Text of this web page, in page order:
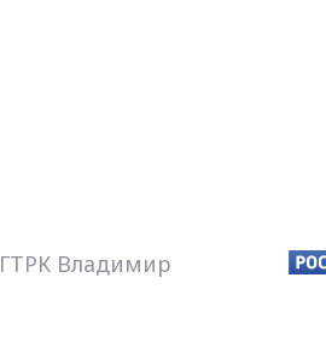
ГТРК Владимир